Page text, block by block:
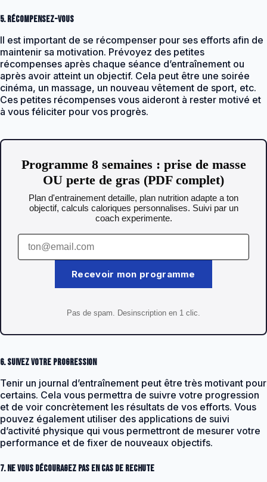
5. Récompensez-vous
Il est important de se récompenser pour ses efforts afin de
maintenir sa motivation. Prévoyez des petites
récompenses après chaque séance d’entraînement ou
après avoir atteint un objectif. Cela peut être une soirée
cinéma, un massage, un nouveau vêtement de sport, etc.
Ces petites récompenses vous aideront à rester motivé et
à vous féliciter pour vos progrès.
Programme 8 semaines : prise de masse
OU perte de gras (PDF complet)
Plan d'entrainement detaille, plan nutrition adapte a ton
objectif, calculs caloriques personnalises. Suivi par un
coach experimente.
Recevoir mon programme
Pas de spam. Desinscription en 1 clic.
6. Suivez votre progression
Tenir un journal d’entraînement peut être très motivant pour
certains. Cela vous permettra de suivre votre progression
et de voir concrètement les résultats de vos efforts. Vous
pouvez également utiliser des applications de suivi
d’activité physique qui vous permettront de mesurer votre
performance et de fixer de nouveaux objectifs.
7. Ne vous découragez pas en cas de rechute